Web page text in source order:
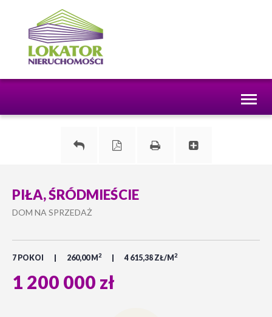
PIŁA, ŚRÓDMIEŚCIE
DOM NA SPRZEDAŻ
7 POKOI 260,00 M 2 4 615,38 ZŁ/M 2
1 200 000 zł